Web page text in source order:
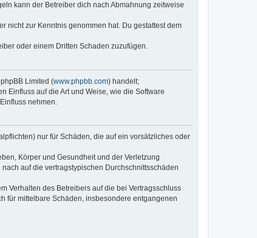
kann der Betreiber dich nach Abmahnung zeitweise
nicht zur Kenntnis genommen hat. Du gestattest dem
oder einem Dritten Schaden zuzufügen.
Limited (www.phpbb.com) handelt;
Einfluss auf die Art und Weise, wie die Software
nehmen.
nur für Schäden, die auf ein vorsätzliches oder
Körper und Gesundheit und der Verletzung
auf die vertragstypischen Durchschnittsschäden
Verhalten des Betreibers auf die bei Vertragsschluss
für mittelbare Schäden, insbesondere entgangenen